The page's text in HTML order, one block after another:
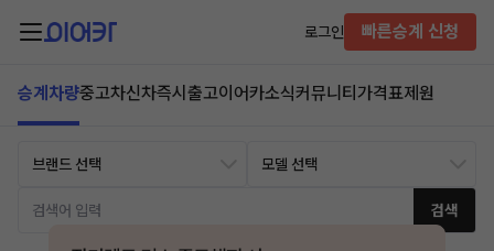
로그인 빠른승계 신청
승계차량중고차신차즉시출고이어카소식커뮤니티 가격표제원
검색